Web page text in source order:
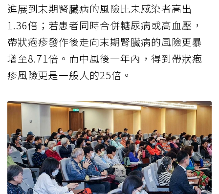
進展到末期腎臟病的風險比未感染者高出
1.36倍；若患者同時合併糖尿病或高血壓，
帶狀疱疹發作後走向末期腎臟病的風險更暴
增至8.71倍。而中風後一年內，得到帶狀疱
疹風險更是一般人的25倍。